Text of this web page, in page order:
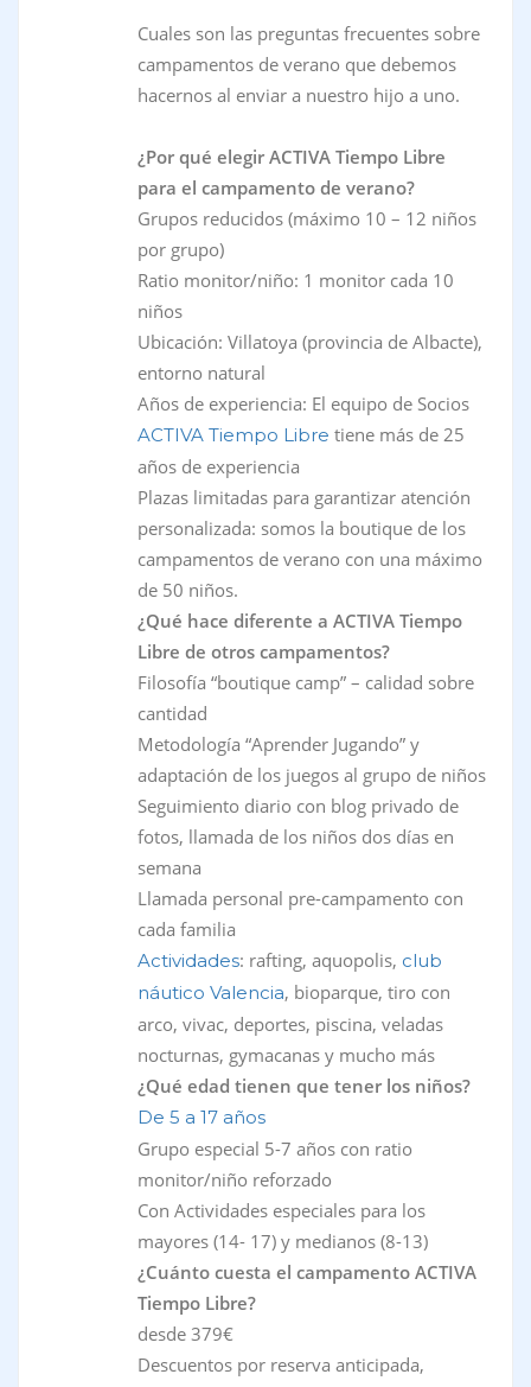
Cuales son las preguntas frecuentes sobre
campamentos de verano que debemos
hacernos al enviar a nuestro hijo a uno.
¿Por qué elegir ACTIVA Tiempo Libre
para el campamento de verano?
Grupos reducidos (máximo 10 – 12 niños
por grupo)
Ratio monitor/niño: 1 monitor cada 10
niños
Ubicación: Villatoya (provincia de Albacte),
entorno natural
Años de experiencia: El equipo de Socios
ACTIVA Tiempo Libre tiene más de 25
años de experiencia
Plazas limitadas para garantizar atención
personalizada: somos la boutique de los
campamentos de verano con una máximo
de 50 niños.
¿Qué hace diferente a ACTIVA Tiempo
Libre de otros campamentos?
Filosofía “boutique camp” – calidad sobre
cantidad
Metodología “Aprender Jugando” y
adaptación de los juegos al grupo de niños
Seguimiento diario con blog privado de
fotos, llamada de los niños dos días en
semana
Llamada personal pre-campamento con
cada familia
Actividades: rafting, aquopolis, club
náutico Valencia, bioparque, tiro con
arco, vivac, deportes, piscina, veladas
nocturnas, gymacanas y mucho más
¿Qué edad tienen que tener los niños?
De 5 a 17 años
Grupo especial 5-7 años con ratio
monitor/niño reforzado
Con Actividades especiales para los
mayores (14- 17) y medianos (8-13)
¿Cuánto cuesta el campamento ACTIVA
Tiempo Libre?
desde 379€
Descuentos por reserva anticipada,